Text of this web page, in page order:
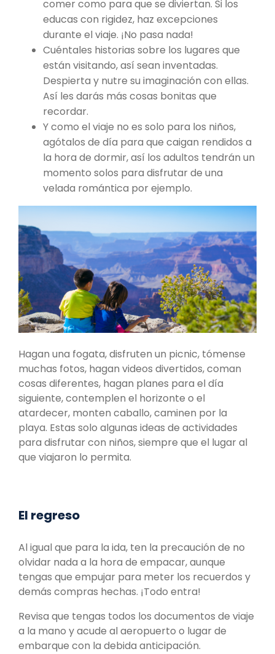
comer como para que se diviertan. Si los
educas con rigidez, haz excepciones
durante el viaje. ¡No pasa nada!
Cuéntales historias sobre los lugares que
están visitando, así sean inventadas.
Despierta y nutre su imaginación con ellas.
Así les darás más cosas bonitas que
recordar.
Y como el viaje no es solo para los niños,
agótalos de día para que caigan rendidos a
la hora de dormir, así los adultos tendrán un
momento solos para disfrutar de una
velada romántica por ejemplo.
Hagan una fogata, disfruten un picnic, tómense
muchas fotos, hagan videos divertidos, coman
cosas diferentes, hagan planes para el día
siguiente, contemplen el horizonte o el
atardecer, monten caballo, caminen por la
playa. Estas solo algunas ideas de actividades
para disfrutar con niños, siempre que el lugar al
que viajaron lo permita.
El regreso
Al igual que para la ida, ten la precaución de no
olvidar nada a la hora de empacar, aunque
tengas que empujar para meter los recuerdos y
demás compras hechas. ¡Todo entra!
Revisa que tengas todos los documentos de viaje
a la mano y acude al aeropuerto o lugar de
embarque con la debida anticipación.